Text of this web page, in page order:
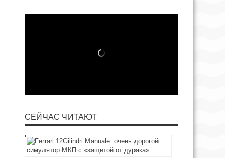
СЕЙЧАС ЧИТАЮТ